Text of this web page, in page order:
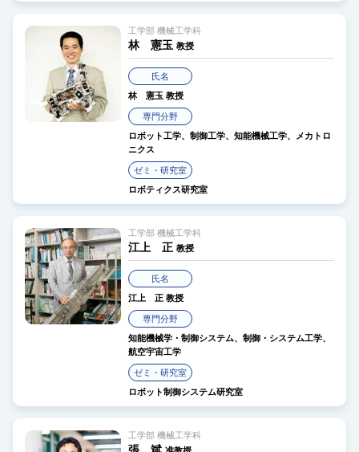
工学部 機械工学科
林 憲玉 教授
氏名
林 憲玉 教授
専門分野
ロボット工学、制御工学、知能機械工学、メカトロ
ニクス
ゼミ・研究室
ロボティクス研究室
工学部 機械工学科
江上 正 教授
氏名
江上 正 教授
専門分野
知能機械学・制御システム、制御・システム工学、
航空宇宙工学
ゼミ・研究室
ロボット制御システム研究室
工学部 機械工学科